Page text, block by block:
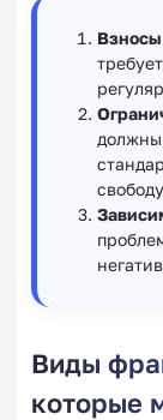
должны
Виды
которые